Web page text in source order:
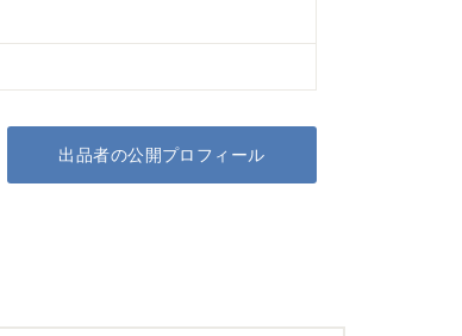
出品者の公開プロフィール